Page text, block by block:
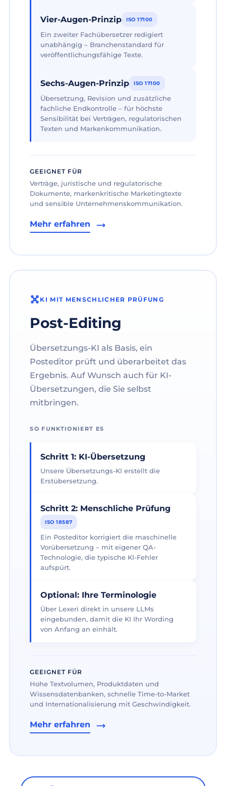
Vier-Augen-Prinzip ISO 17100
Ein zweiter Fachübersetzer redigiert
unabhängig – Branchenstandard für
veröffentlichungsfähige Texte.
Sechs-Augen-Prinzip ISO 17100
Übersetzung, Revision und zusätzliche
fachliche Endkontrolle – für höchste
Sensibilität bei Verträgen, regulatorischen
Texten und Markenkommunikation.
GEEIGNET FÜR
Verträge, juristische und regulatorische
Dokumente, markenkritische Marketingtexte
und sensible Unternehmenskommunikation.
Mehr erfahren
KI MIT MENSCHLICHER PRÜFUNG
Post-Editing
Übersetzungs-KI als Basis, ein
Posteditor prüft und überarbeitet das
Ergebnis. Auf Wunsch auch für KI-
Übersetzungen, die Sie selbst
mitbringen.
SO FUNKTIONIERT ES
Schritt 1: KI-Übersetzung
Unsere Übersetzungs-KI erstellt die
Erstübersetzung.
Schritt 2: Menschliche Prüfung
ISO 18587
Ein Posteditor korrigiert die maschinelle
Vorübersetzung – mit eigener QA-
Technologie, die typische KI-Fehler
aufspürt.
Optional: Ihre Terminologie
Über Lexeri direkt in unsere LLMs
eingebunden, damit die KI Ihr Wording
von Anfang an einhält.
GEEIGNET FÜR
Hohe Textvolumen, Produktdaten und
Wissensdatenbanken, schnelle Time-to-Market
und Internationalisierung mit Geschwindigkeit.
Mehr erfahren